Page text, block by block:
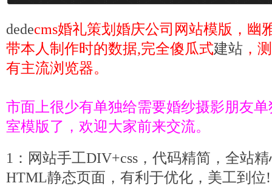
dedecms婚礼策划婚庆公司网站模版，幽
带本人制作时的数据,完全傻瓜式建站 ，
有主流浏览器。
市面上很少有单独给需要婚纱摄影朋友
室模版了，欢迎大家前来交流。
1：网站手工DIV+css， 代码精简，全站
HTML静态页面，有利于优化，美工到位!